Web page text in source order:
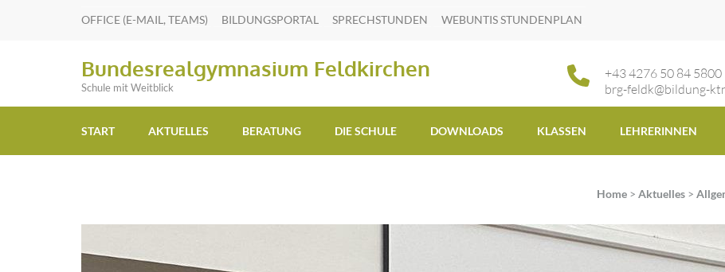
OFFICE (E-MAIL, TEAMS) BILDUNGSPORTAL SPRECHSTUNDEN WEBUNTIS STUNDENPLAN
Bundesrealgymnasium Feldkirchen
Schule mit Weitblick
+43 4276 50 84 5800
brg-feldk@bildung-
START AKTUELLES BERATUNG DIE SCHULE DOWNLOADS KLASSEN LEHRERINNEN
Home > Aktuelles >